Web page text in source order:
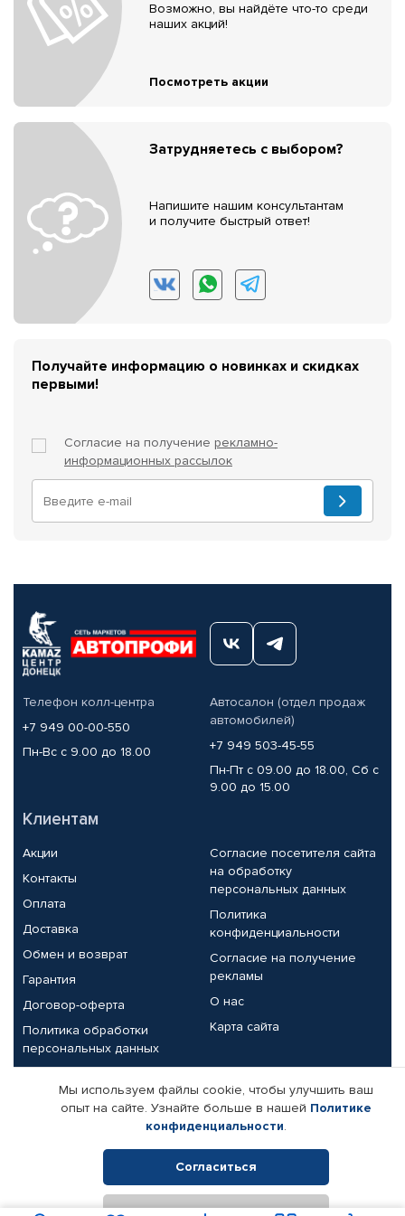
Возможно, вы найдёте что-то среди
наших акций!
Посмотреть акции
Затрудняетесь с выбором?
Напишите нашим консультантам
и получите быстрый ответ!
Получайте информацию о новинках и скидках
первыми!
Согласие на получение рекламно-
информационных рассылок
Телефон колл-центра
+7 949 00-00-550
Пн-Вс с 9.00 до 18.00
Автосалон (отдел продаж
автомобилей)
+7 949 503-45-55
Пн-Пт с 09.00 до 18.00, Сб с
9.00 до 15.00
Клиентам
Акции
Контакты
Оплата
Доставка
Обмен и возврат
Гарантия
Договор-оферта
Политика обработки
персональных данных
Согласие посетителя сайта
на обработку
персональных данных
Политика
конфиденциальности
Согласие на получение
рекламы
О нас
Карта сайта
Партнерам
Корпоративным клиентам
Поставщикам
Реквизиты компании
Мы используем файлы cookie, чтобы улучшить ваш
опыт на сайте. Узнайте больше в нашей Политике
конфиденциальности.
Согласиться
Отклонить